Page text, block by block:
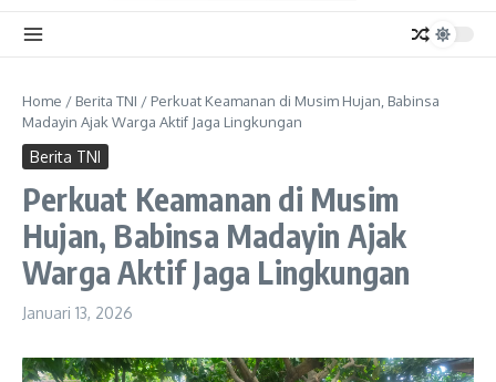
Home / Berita TNI / Perkuat Keamanan di Musim Hujan, Babinsa
Madayin Ajak Warga Aktif Jaga Lingkungan
Berita TNI
Perkuat Keamanan di Musim
Hujan, Babinsa Madayin Ajak
Warga Aktif Jaga Lingkungan
Januari 13, 2026